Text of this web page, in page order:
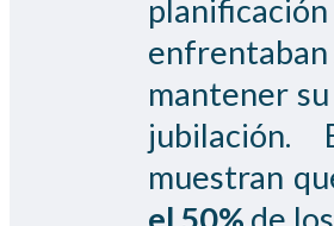
enfrentaban
mantener
jubilación.
muestran